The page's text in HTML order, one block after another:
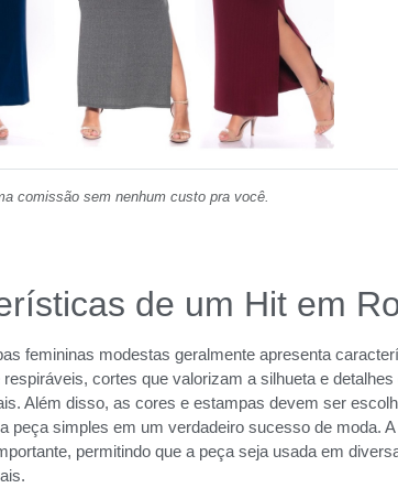
comissão sem nenhum custo pra você.
de um Hit em
femininas modestas geralmente apresenta
cortes que valorizam a silhueta e
Além disso, as cores e estampas devem ser
peça simples em um verdadeiro sucesso de moda.
permitindo que a peça seja usada em